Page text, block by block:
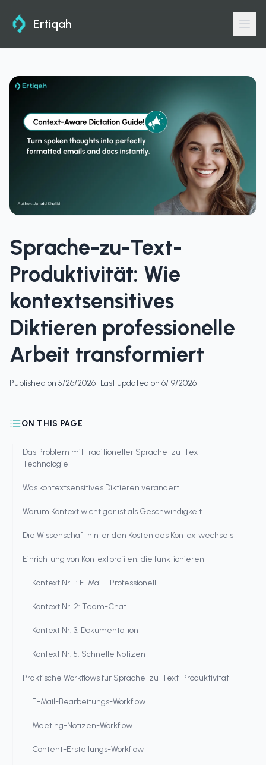
Ertiqah
Sprache-zu-Text-
Produktivität: Wie
kontextsensitives
Diktieren professionelle
Arbeit transformiert
Published on 5/26/2026· Last updated on 6/19/2026
ON THIS PAGE
Das Problem mit traditioneller Sprache-zu-Text-
Technologie
Was kontextsensitives Diktieren verändert
Warum Kontext wichtiger ist als Geschwindigkeit
Die Wissenschaft hinter den Kosten des Kontextwechsels
Einrichtung von Kontextprofilen, die funktionieren
Kontext Nr. 1: E-Mail - Professionell
Kontext Nr. 2: Team-Chat
Kontext Nr. 3: Dokumentation
Kontext Nr. 5: Schnelle Notizen
Praktische Workflows für Sprache-zu-Text-Produktivität
E-Mail-Bearbeitungs-Workflow
Meeting-Notizen-Workflow
Content-Erstellungs-Workflow